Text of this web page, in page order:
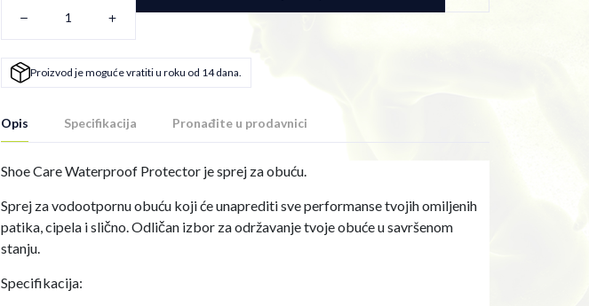
Proizvod je moguće vratiti u roku od 14 dana.
Opis Specifikacija Pronađite u prodavnici
Shoe Care Waterproof Protector je sprej za obuću.
Sprej za vodootpornu obuću koji će unaprediti sve performanse tvojih omiljenih
patika, cipela i slično. Odličan izbor za održavanje tvoje obuće u savršenom
stanju.
Specifikacija: